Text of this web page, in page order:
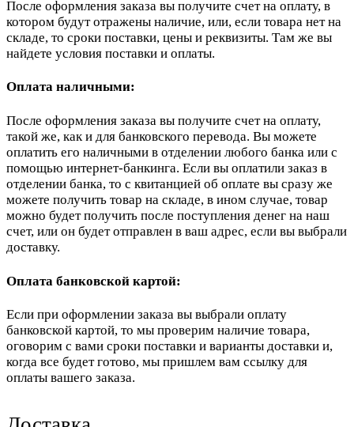
После оформления заказа вы получите счет на оплату, в
котором будут отражены наличие, или, если товара нет на
складе, то сроки поставки, цены и реквизиты. Там же вы
найдете условия поставки и оплаты.
Оплата наличными:
После оформления заказа вы получите счет на оплату,
такой же, как и для банковского перевода. Вы можете
оплатить его наличными в отделении любого банка или с
помощью интернет-банкинга. Если вы оплатили заказ в
отделении банка, то с квитанцией об оплате вы сразу же
можете получить товар на складе, в ином случае, товар
можно будет получить после поступления денег на наш
счет, или он будет отправлен в ваш адрес, если вы выбрали
доставку.
Оплата банковской картой:
Если при оформлении заказа вы выбрали оплату
банковской картой, то мы проверим наличие товара,
оговорим с вами сроки поставки и варианты доставки и,
когда все будет готово, мы пришлем вам ссылку для
оплаты вашего заказа.